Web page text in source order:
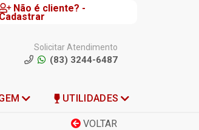
Não é cliente? -
Solicitar Atendimento
(83) 3244-6487
UTILIDADES
VOLTAR